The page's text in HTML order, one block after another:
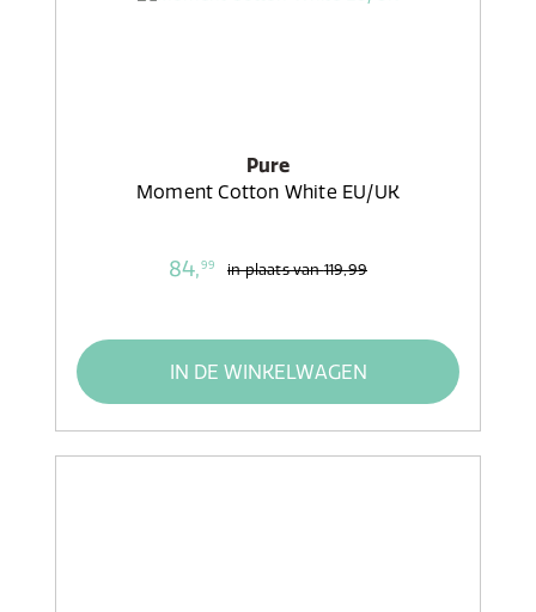
Pure
Moment Cotton White EU/UK
84,99 in plaats van119,99
IN DE WINKELWAGEN